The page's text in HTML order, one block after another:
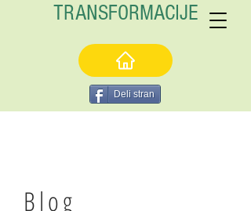
TRANSFORMACIJE
Deli stran
Blog